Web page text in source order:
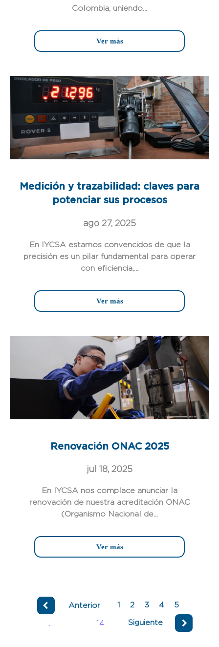
Colombia, uniendo...
Ver más
Medición y trazabilidad: claves para
potenciar sus procesos
ago 27, 2025
En IYCSA estamos convencidos de que la
precisión es un pilar fundamental para operar
con eficiencia,...
Ver más
Renovación ONAC 2025
jul 18, 2025
En IYCSA nos complace anunciar la
renovación de nuestra acreditación ONAC
(Organismo Nacional de...
Ver más
Anterior 1 2 3 4 5
14 Siguiente